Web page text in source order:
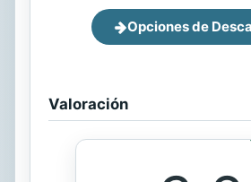
Opciones de
Valoración